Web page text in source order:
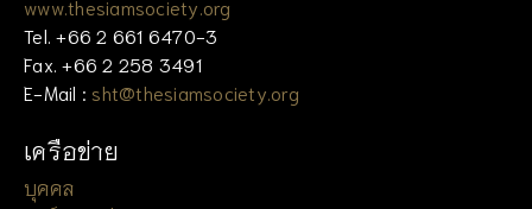
www.thesiamsociety.org
Tel. +66 2 661 6470-3
Fax. +66 2 258 3491
E-Mail : sht@thesiamsociety.org
เครือข่าย
บุคคล